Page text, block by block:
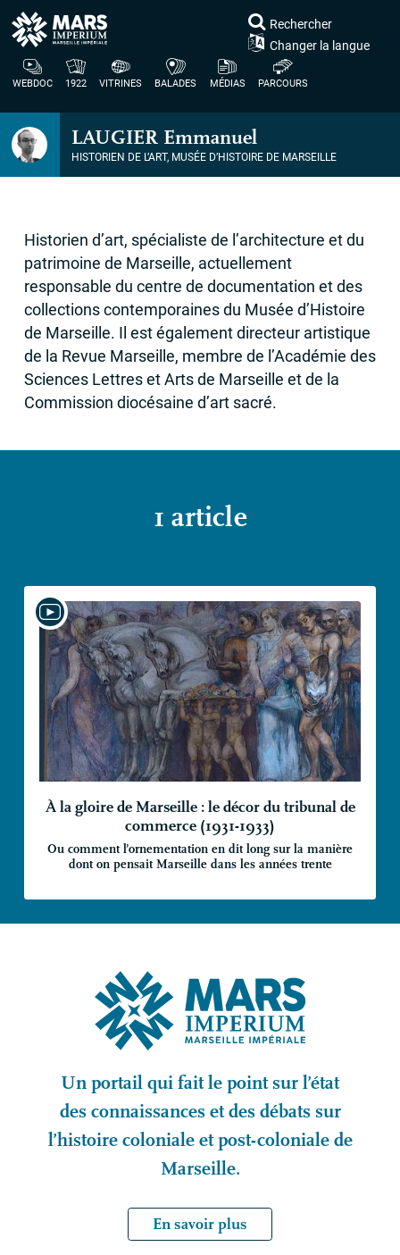
WEBDOC 1922 VITRINES BALADES MÉDIAS PARCOURS
Rechercher
Changer la langue
LAUGIER Emmanuel
HISTORIEN DE L’ART, MUSÉE D’HISTOIRE DE MARSEILLE
Historien d’art, spécialiste de l’architecture et du
patrimoine de Marseille, actuellement
responsable du centre de documentation et des
collections contemporaines du Musée d’Histoire
de Marseille. Il est également directeur artistique
de la Revue Marseille, membre de l’Académie des
Sciences Lettres et Arts de Marseille et de la
Commission diocésaine d’art sacré.
1 article
À la gloire de Marseille : le décor du tribunal de
commerce (1931-1933)
Ou comment l’ornementation en dit long sur la manière
dont on pensait Marseille dans les années trente
Un portail qui fait le point sur l’état
des connaissances et des débats sur
l’histoire coloniale et post-coloniale de
Marseille.
En savoir plus